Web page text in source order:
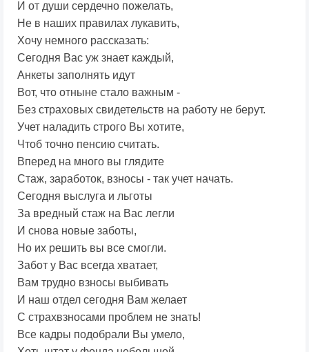
И от души сердечно пожелать,
Не в наших правилах лукавить,
Хочу немного рассказать:
Сегодня Вас уж знает каждый,
Анкеты заполнять идут
Вот, что отныне стало важным -
Без страховых свидетельств на работу не берут.
Учет наладить строго Вы хотите,
Чтоб точно пенсию считать.
Вперед на много вы глядите
Стаж, заработок, взносы - так учет начать.
Сегодня выслуга и льготы
За вредный стаж на Вас легли
И снова новые заботы,
Но их решить вы все смогли.
Забот у Вас всегда хватает,
Вам трудно взносы выбивать
И наш отдел сегодня Вам желает
С страхвзносами проблем не знать!
Все кадры подобрали Вы умело,